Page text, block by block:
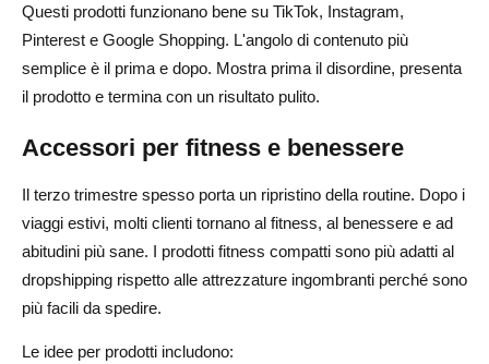
Questi prodotti funzionano bene su TikTok, Instagram,
Pinterest e Google Shopping. L'angolo di contenuto più
semplice è il prima e dopo. Mostra prima il disordine, presenta
il prodotto e termina con un risultato pulito.
Accessori per fitness e benessere
Il terzo trimestre spesso porta un ripristino della routine. Dopo i
viaggi estivi, molti clienti tornano al fitness, al benessere e ad
abitudini più sane. I prodotti fitness compatti sono più adatti al
dropshipping rispetto alle attrezzature ingombranti perché sono
più facili da spedire.
Le idee per prodotti includono: